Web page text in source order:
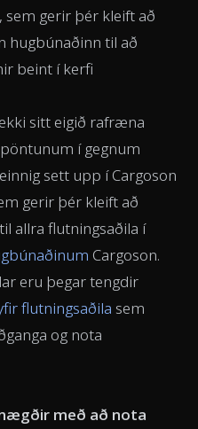
gerir þér kleift að
hugbúnaðinn til að
beint í kerfi
sitt eigið rafræna
í gegnum
sett upp í Cargoson
gerir þér kleift að
allra flutningsaðila í
Cargoson.
eru þegar tengdir
flutningsaðila sem
og nota
með að nota